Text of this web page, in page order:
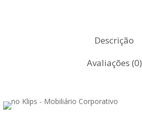
Descrição
Avaliações (0)